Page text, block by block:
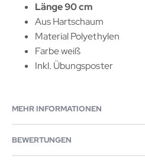
Länge 90 cm
Aus Hartschaum
Material Polyethylen
Farbe weiß
Inkl. Übungsposter
MEHR INFORMATIONEN
BEWERTUNGEN